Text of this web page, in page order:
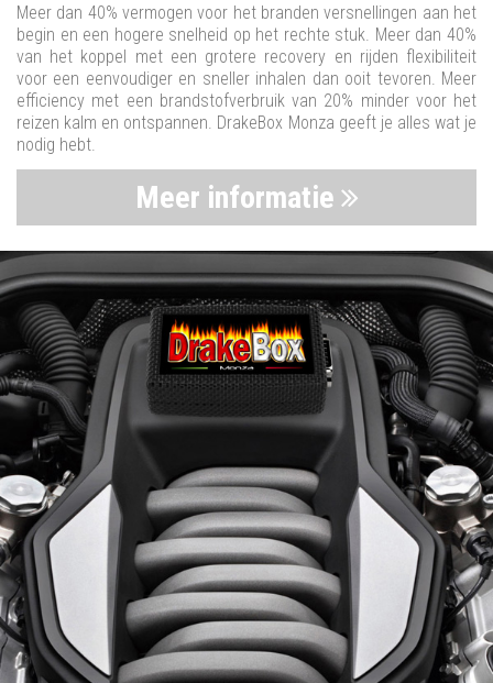
Meer dan 40% vermogen voor het branden versnellingen aan het
begin en een hogere snelheid op het rechte stuk. Meer dan 40%
van het koppel met een grotere recovery en rijden flexibiliteit
voor een eenvoudiger en sneller inhalen dan ooit tevoren. Meer
efficiency met een brandstofverbruik van 20% minder voor het
reizen kalm en ontspannen. DrakeBox Monza geeft je alles wat je
nodig hebt.
Meer informatie